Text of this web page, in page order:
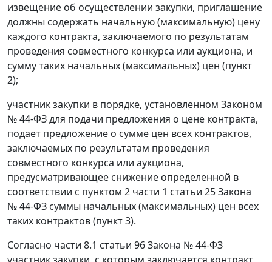
извещение об осуществлении закупки, приглашение
должны содержать начальную (максимальную) цену
каждого контракта, заключаемого по результатам
проведения совместного конкурса или аукциона, и
сумму таких начальных (максимальных) цен (пункт
2);
участник закупки в порядке, установленном Законом
№ 44-ФЗ для подачи предложения о цене контракта,
подает предложение о сумме цен всех контрактов,
заключаемых по результатам проведения
совместного конкурса или аукциона,
предусматривающее снижение определенной в
соответствии с пунктом 2 части 1 статьи 25 Закона
№ 44-ФЗ суммы начальных (максимальных) цен всех
таких контрактов (пункт 3).
Согласно части 8.1 статьи 96 Закона № 44-ФЗ